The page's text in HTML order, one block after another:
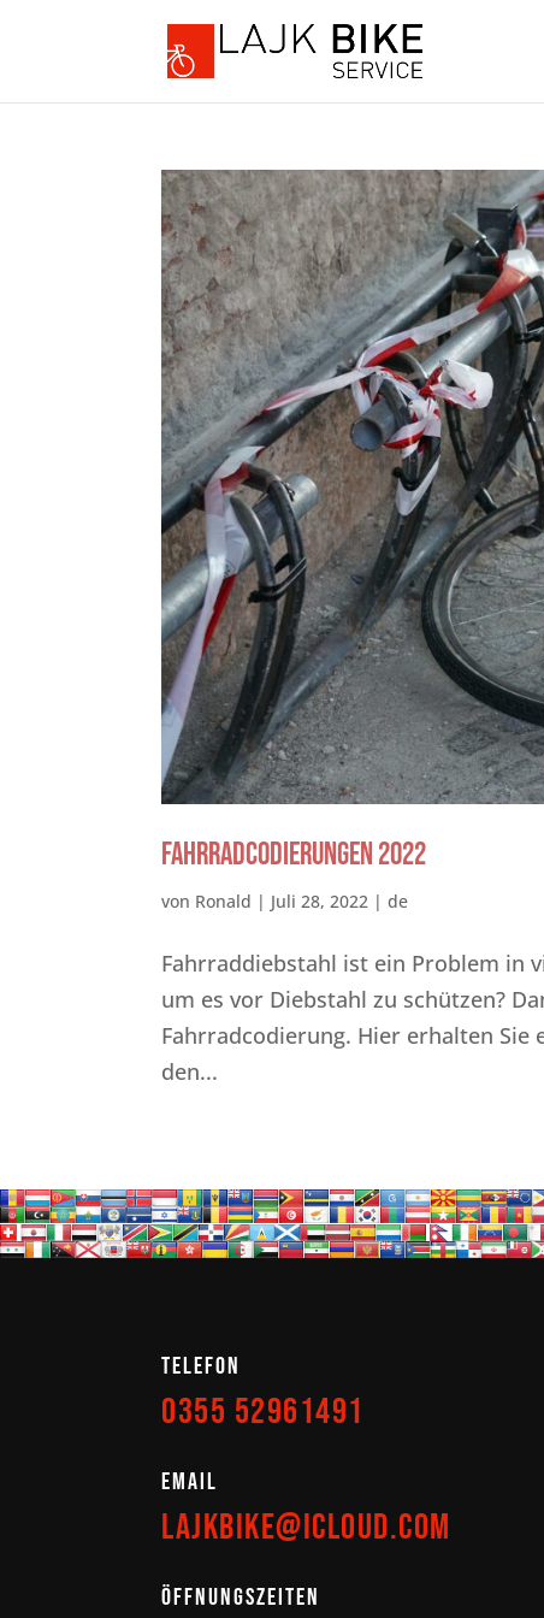
Fahrradcodierungen 2022
von Ronald | Juli 28, 2022 |de
Fahrraddiebstahl ist ein Problem in
um es vor Dieb­stahl zu schützen?
Fahrradcodierung. Hier erhalten
den...
Telefon
0355 52961491
EMail
lajkbike@icloud.com
Öffnungszeiten